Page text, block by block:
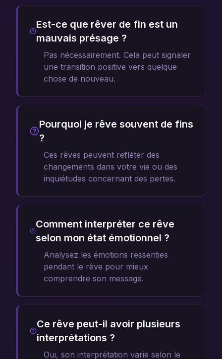
Est-ce que rêver de fin est un
mauvais présage ?
Pas nécessairement. Cela peut signaler
une transition positive vers quelque
chose de nouveau.
Pourquoi je rêve souvent de fins
?
Ces rêves peuvent refléter des
changements dans votre vie ou des
inquiétudes concernant des pertes.
Comment interpréter ce rêve
selon mon état émotionnel ?
Analysez les émotions ressenties
pendant le rêve pour mieux
comprendre son message.
Ce rêve peut-il avoir plusieurs
interprétations ?
Oui, son interprétation varie selon le